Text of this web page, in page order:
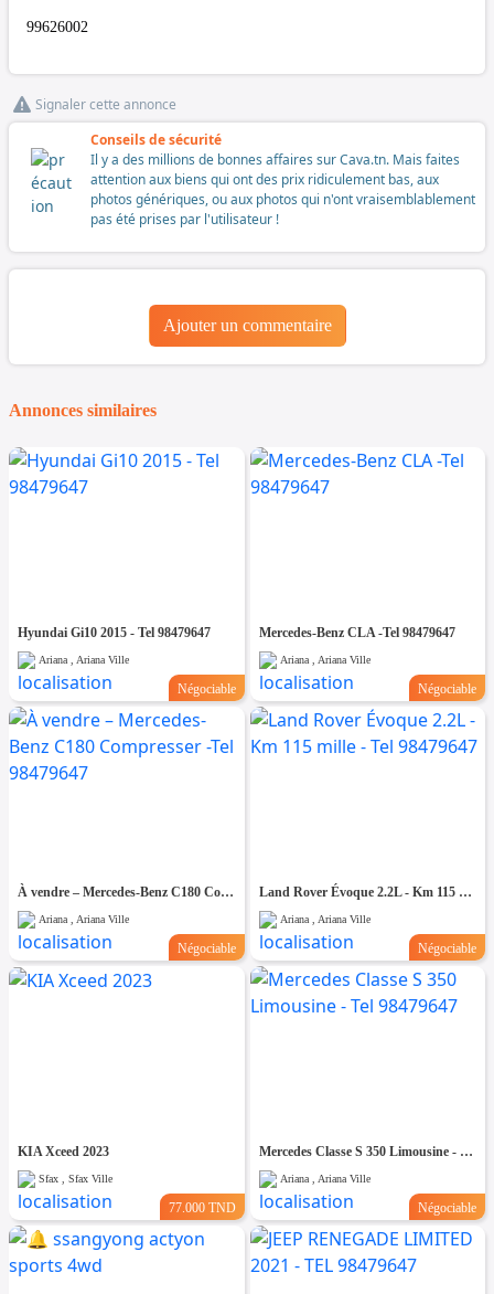
99626002
Signaler cette annonce
Conseils de sécurité
Il y a des millions de bonnes affaires sur Cava.tn. Mais faites
attention aux biens qui ont des prix ridiculement bas, aux
photos génériques, ou aux photos qui n'ont vraisemblablement
pas été prises par l'utilisateur !
Ajouter un commentaire
Annonces similaires
Hyundai Gi10 2015 - Tel 98479647
Ariana , Ariana Ville
Négociable
Mercedes-Benz CLA -Tel 98479647
Ariana , Ariana Ville
Négociable
À vendre – Mercedes-Benz C180 Compresser -Tel 98479647
Ariana , Ariana Ville
Négociable
Land Rover Évoque 2.2L - Km 115 mille - Tel 98479647
Ariana , Ariana Ville
Négociable
KIA Xceed 2023
Sfax , Sfax Ville
77.000 TND
Mercedes Classe S 350 Limousine - Tel 98479647
Ariana , Ariana Ville
Négociable